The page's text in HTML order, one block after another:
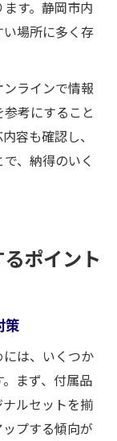
す。静岡市内
場所に多く存
ラインで情報
考にすること
容も確認し、
、納得のいく
ポイント
策
は、いくつか
まず、付属品
ルセットを揃
プする傾向が